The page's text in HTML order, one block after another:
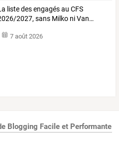
listedesengagésau CFS
2027, sans Milko niVan…
7 août 2026
Blogging Facile et Performante